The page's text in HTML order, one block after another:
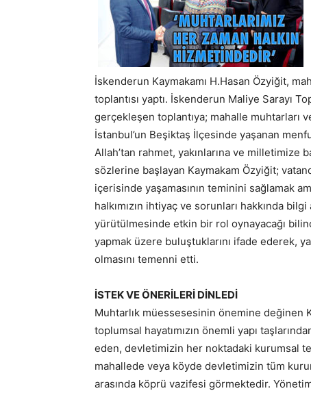
İskenderun Kaymakamı H.Hasan Özyiğit,
toplantısı yaptı. İskenderun Maliye Sarayı
gerçekleşen toplantıya; mahalle muhtarları
İstanbul’un Beşiktaş İlçesinde yaşanan
Allah’tan rahmet, yakınlarına ve milletimize
sözlerine başlayan Kaymakam Özyiğit;
içerisinde yaşamasının teminini sağlamak
halkımızın ihtiyaç ve sorunları hakkında
yürütülmesinde etkin bir rol oynayacağı
yapmak üzere buluştuklarını ifade ederek,
olmasını temenni etti.
İSTEK VE ÖNERİLERİ DİNLEDİ
Muhtarlık müessesesinin önemine değinen
toplumsal hayatımızın önemli yapı
eden, devletimizin her noktadaki kurumsal
mahallede veya köyde devletimizin tüm
arasında köprü vazifesi görmektedir.